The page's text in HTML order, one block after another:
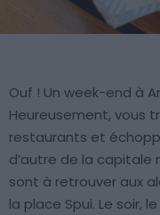
Ouf ! Un week-end à
Heureusement, vous
restaurants et
d’autre de la capitale
sont à retrouver aux
la place Spui. Le soir,